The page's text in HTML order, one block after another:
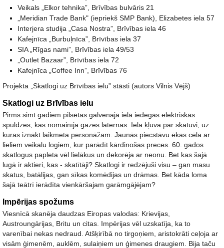
Veikals „Elkor tehnika”, Brīvības bulvāris 21
„Meridian Trade Bank" (iepriekš SMP Bank), Elizabetes iela 57
Interjera studija „Casa Nostra”, Brīvības iela 46
Kafejnīca „Burbuļnīca”, Brīvības iela 37
SIA „Rīgas nami”, Brīvības iela 49/53
„Outlet Bazaar”, Brīvības iela 72
Kafejnīca „Coffee Inn”, Brīvības 76
Projekta „Skatlogi uz Brīvības ielu” stāsti (autors Vilnis Vējš)
Skatlogi uz Brīvības ielu
Pirms simt gadiem pilsētas galvenajā ielā iedegās elektriskās
spuldzes, kas nomainīja gāzes laternas. Iela kļuva par skatuvi, uz
kuras iznākt laikmeta personāžam. Jaunās piecstāvu ēkas cēla ar
lieliem veikalu logiem, kur parādīt kārdinošas preces. 60. gados
skatlogus papleta vēl lielākus un dekorēja ar neonu. Bet kas šajā
lugā ir aktieri, kas - skatītāji? Skatlogi ir redzējuši visu – gan masu
skatus, batālijas, gan sīkas komēdijas un drāmas. Bet kāda loma
šajā teātrī ierādīta vienkāršajam garāmgājējam?
Impērijas spožums
Viesnīcā skanēja daudzas Eiropas valodas: Krievijas,
Austroungārijas, Britu un citas. Impērijas vēl uzskatīja, ka to
varenībai nekas nedraud. Atšķirībā no tirgoņiem, aristokrāti ceļoja ar
visām ģimenēm, auklēm, sulaiņiem un ģimenes draugiem. Bija taču